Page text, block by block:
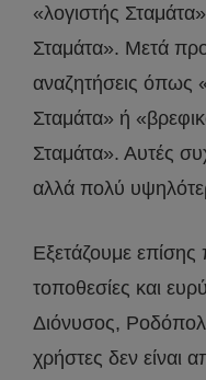
«λογιστής
Σταμάτα». Μετά
αναζητήσεις όπως
Σταμάτα» ή
Σταμάτα». Αυτές
αλλά πολύ
Εξετάζουμε επίσης
τοποθεσίες και
Διόνυσος,
χρήστες δεν είναι